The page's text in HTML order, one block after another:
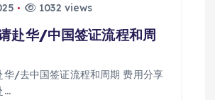
1032 views
赴华/中国签证流程和周
华/去中国签证流程和周期 费用分享
…